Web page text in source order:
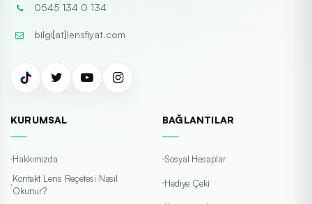
0545 134 0 134
bilgi[at]lensfiyat.com
KURUMSAL
Hakkımızda
Kontakt Lens Reçetesi Nasıl
Okunur?
BAĞLANTILAR
Sosyal Hesaplar
Hediye Çeki